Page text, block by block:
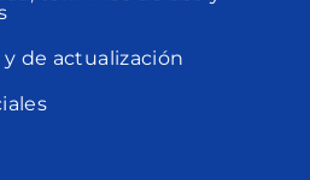
de actualización